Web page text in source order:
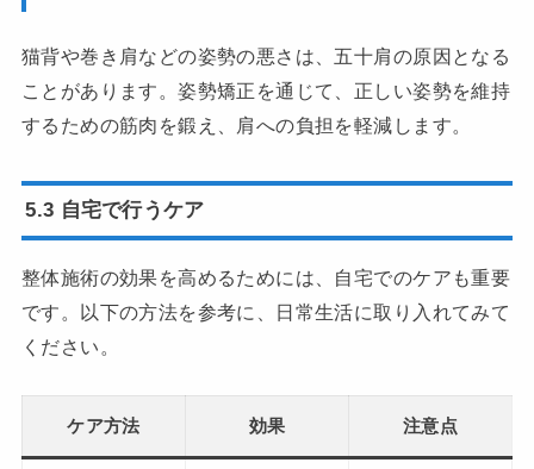
猫背や巻き肩などの姿勢の悪さは、五十肩の原因となる
ことがあります。姿勢矯正を通じて、正しい姿勢を維持
するための筋肉を鍛え、肩への負担を軽減します。
5.3 自宅で行うケア
整体施術の効果を高めるためには、自宅でのケアも重要
です。以下の方法を参考に、日常生活に取り入れてみて
ください。
ケア方法 効果 注意点